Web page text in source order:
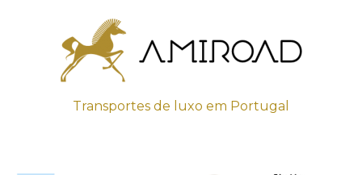
Transportes de luxo em Portugal